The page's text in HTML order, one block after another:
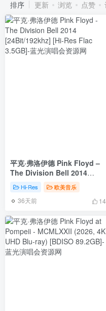
排序 更新 浏览 点赞
平克·弗洛伊德 Pink Floyd –
The Division Bell 2014
[24Bit/192khz] [Hi-Res Flac
3.5GB]
Hi-Res 欧美音乐
36天前 14